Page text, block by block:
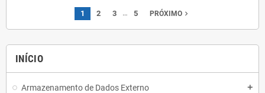
INÍCIO
Armazenamento de Dados Externo add
1 2 3 … 5 PRÓXIMO navigate_next